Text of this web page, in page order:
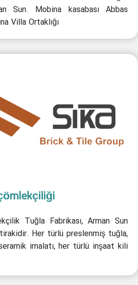
Sun. Mobina kasabası Abbas
Villa Ortaklığı
Tuğla Fabrikası, Arman Sun
Her türlü preslenmiş tuğla,
imalatı, her türlü inşaat kili